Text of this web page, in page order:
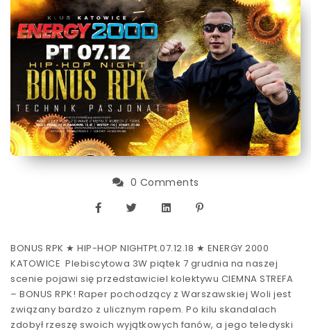
0 Comments
BONUS RPK ★ HIP-HOP NIGHTPt.07.12.18 ★ ENERGY 2000
KATOWICE Plebiscytowa 3W piątek 7 grudnia na naszej
scenie pojawi się przedstawiciel kolektywu CIEMNA STREFA
– BONUS RPK! Raper pochodzący z Warszawskiej Woli jest
związany bardzo z ulicznym rapem. Po kilu skandalach
zdobył rzeszę swoich wyjątkowych fanów, a jego teledyski